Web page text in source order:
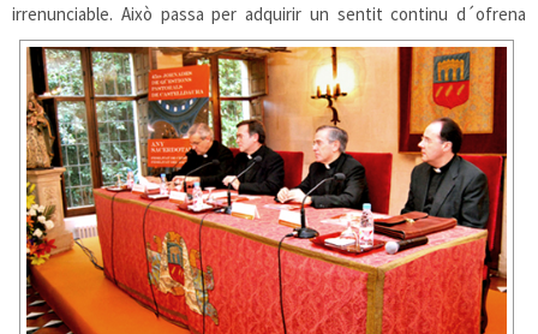
irrenunciable. Això passa per adquirir un sentitcontinu d´ofrena